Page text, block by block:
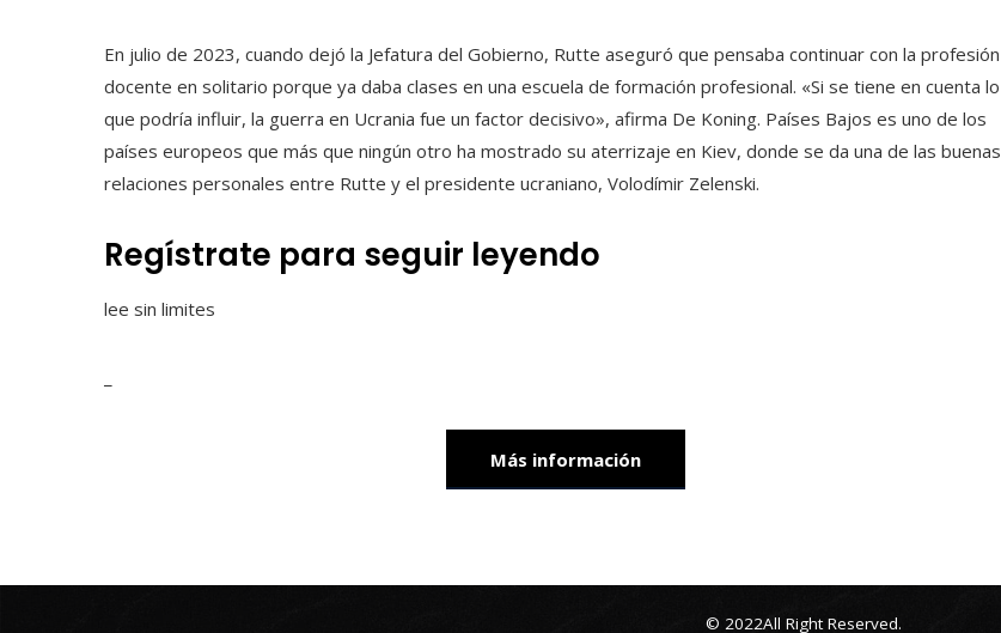
En julio de 2023, cuando dejó la Jefatura del Gobierno, Rutte aseguró que pensaba continuar con la profesión
docente en solitario porque ya daba clases en una escuela de formación profesional. «Si se tiene en cuenta lo
que podría influir, la guerra en Ucrania fue un factor decisivo», afirma De Koning. Países Bajos es uno de los
países europeos que más que ningún otro ha mostrado su aterrizaje en Kiev, donde se da una de las buenas
relaciones personales entre Rutte y el presidente ucraniano, Volodímir Zelenski.
Regístrate para seguir leyendo
lee sin limites
Más información
© 2022All Right Reserved.